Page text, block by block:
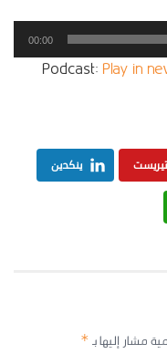
00:00
Podcast: Play in
ينكدين
مشار إليها بـ *